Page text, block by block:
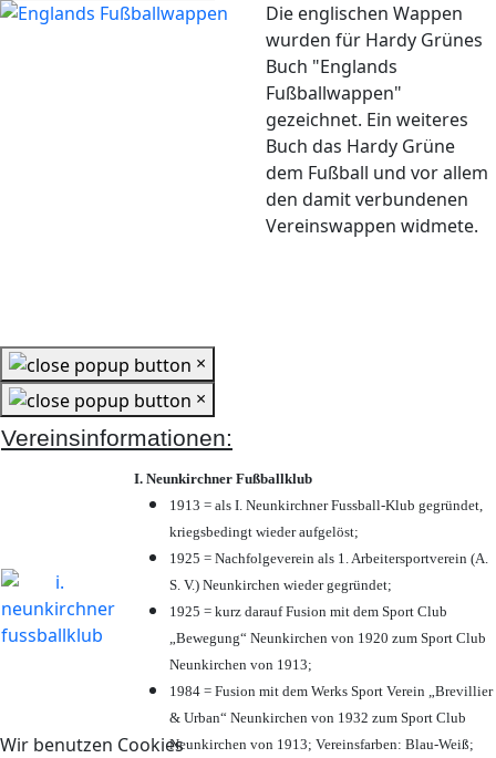
Wir benutzen Cookies
Die englischen Wappen
wurden für Hardy Grünes
Buch "Englands
Fußballwappen"
gezeichnet. Ein weiteres
Buch das Hardy Grüne
dem Fußball und vor allem
den damit verbundenen
Vereinswappen widmete.
×
×
Vereinsinformationen:
I. Neunkirchner Fußballklub
1913 = als I. Neunkirchner Fussball-Klub gegründet,
kriegsbedingt wieder aufgelöst;
1925 = Nachfolgeverein als 1. Arbeitersportverein (A.
S. V.) Neunkirchen wieder gegründet;
1925 = kurz darauf Fusion mit dem Sport Club
„Bewegung“ Neunkirchen von 1920 zum Sport Club
Neunkirchen von 1913;
1984 = Fusion mit dem Werks Sport Verein „Brevillier
& Urban“ Neunkirchen von 1932 zum Sport Club
Neunkirchen von 1913; Vereinsfarben: Blau-Weiß;